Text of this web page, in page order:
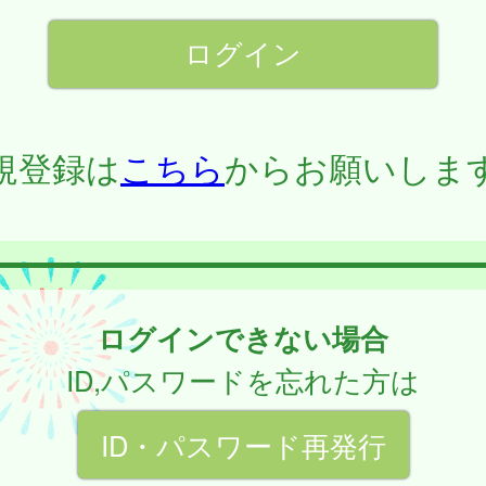
登録はこちらからお願いしま
ログインできない場合
ID,パスワードを忘れた方は
ID・パスワード再発行